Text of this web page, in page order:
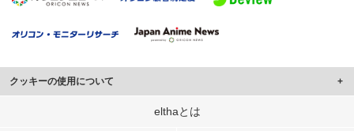
クッキーの使用について
このサイトでは Cookie を使用して、ユーザーに合わせたコンテンツや広告の
elthaとは